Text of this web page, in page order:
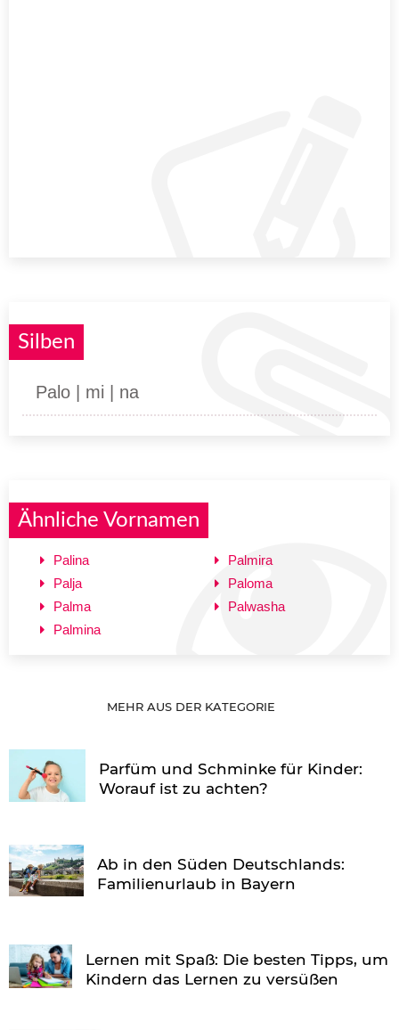
Silben
Palo | mi | na
Ähnliche Vornamen
Palina
Palja
Palma
Palmina
Palmira
Paloma
Palwasha
MEHR AUS DER KATEGORIE
Parfüm und Schminke für Kinder:
Worauf ist zu achten?
Ab in den Süden Deutschlands:
Familienurlaub in Bayern
Lernen mit Spaß: Die besten Tipps, um
Kindern das Lernen zu versüßen